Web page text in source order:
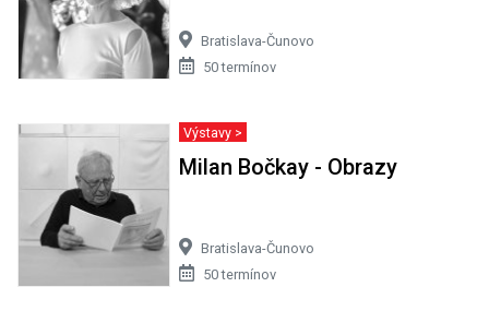
Bratislava-Čunovo
50 termínov
Výstavy >
Milan Bočkay - Obrazy
Bratislava-Čunovo
50 termínov